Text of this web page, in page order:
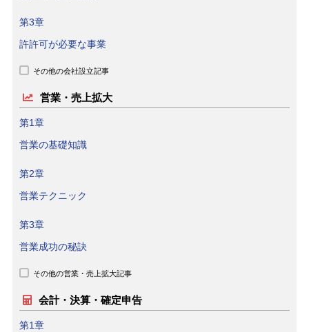
第3章
許許可が必要な事業
その他の会社設立記事
営業・売上拡大
第1章
営業の基礎知識
第2章
営業テクニック
第3章
営業成功の秘訣
その他の営業・売上拡大記事
会計・決算・確定申告
第1章